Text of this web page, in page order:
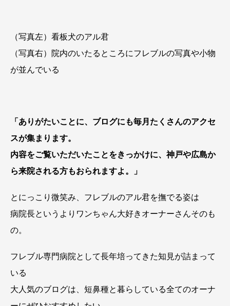
（写真左）看板犬のアル君
（写真右）院内のいたるところにフレブルの写真や小物
が並んでいる
「ありがたいことに、ブログにも毎月たくさんのアクセ
スが集まります。
内容をご覧いただいたことをきっかけに、神戸や広島か
ら来院される方もおられますよ。」
とにっこり微笑み、フレブルのアル君を撫でる姿は
病院長というよりワンちゃん大好きオーナーさんそのも
の。
フレブル専門病院として長年培ってきた知見が詰まって
いる
大人気のブログは、短鼻種と暮らしている全てのオーナ